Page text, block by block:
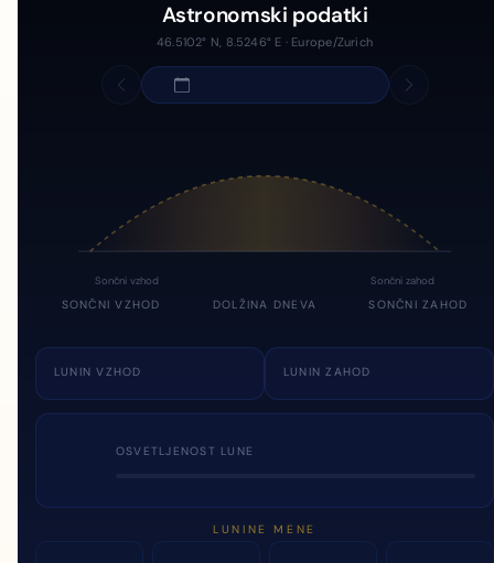
Astronomski podatki
46.5102° N, 8.5246° E · Europe/Zurich
Sončni vzhod Sončni zahod
SONČNI VZHOD DOLŽINA DNEVA SONČNI ZAHOD
LUNIN VZHOD LUNIN ZAHOD
OSVETLJENOST LUNE
LUNINE MENE